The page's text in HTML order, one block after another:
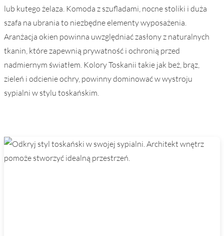
lub kutego żelaza. Komoda z szufladami, nocne stoliki i duża
szafa na ubrania to niezbędne elementy wyposażenia.
Aranżacja okien powinna uwzględniać zasłony z naturalnych
tkanin, które zapewnią prywatność i ochronią przed
nadmiernym światłem. Kolory Toskanii takie jak beż, brąz,
zieleń i odcienie ochry, powinny dominować w wystroju
sypialni w stylu toskańskim.